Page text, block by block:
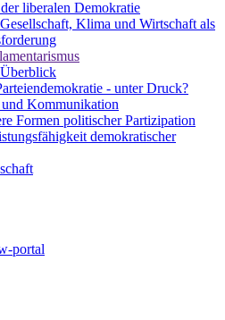
liberalen Demokratie
Klima und Wirtschaft als
- unter Druck?
Kommunikation
Formen politischer Partizipation
demokratischer
portal